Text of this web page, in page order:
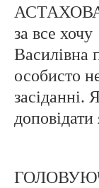
за все хочу
Василівна
особисто
засіданні.
доповідати